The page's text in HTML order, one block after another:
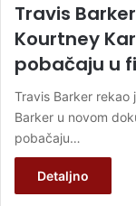
Travis
Kourtney
pobačaju u
Travis Barker rekao
Barker u novom
pobačaju…
Detaljno